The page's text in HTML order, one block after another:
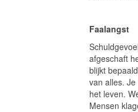
Faalangst
afgeschaft
blijkt
van alles.
het leven.
Mensen